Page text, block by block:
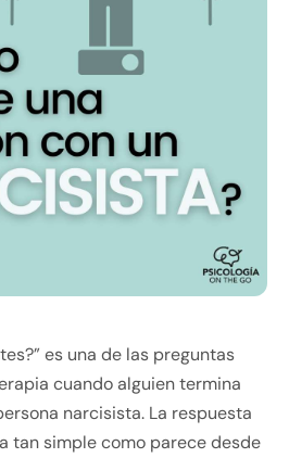
es una de las preguntas
cuando alguien termina
narcisista. La respuesta
tan simple como parece desde